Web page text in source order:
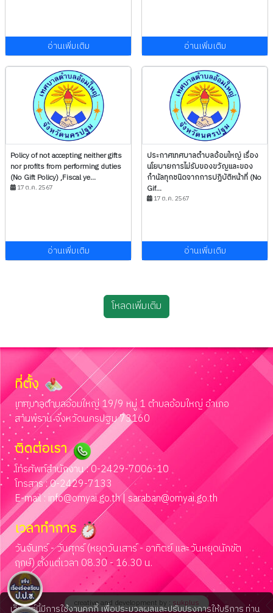
อ่านเพิ่มเติม อ่านเพิ่มเติม
Policy of not accepting neither gifts
nor profits from performing duties
(No Gift Policy) ,Fiscal ye...
17 ต.ค. 2567
อ่านเพิ่มเติม
ประกาศเทศบาลตำบลอ้อมใหญ่ เรื่อง
นโยบายการไม่รับของขวัญและของ
กำนัลทุกชนิดจากการปฏิบัติหน้าที่ (No
Gif...
17 ต.ค. 2567
อ่านเพิ่มเติม
โหลดเพิ่มเติม
ที่ตั้ง
เทศบาลตำบลอ้อมใหญ่ 19/9 หมู่ 1 ตำบลอ้อมใหญ่ อำเภอ
สามพราน จังหวัดนครปฐม 73160
ติดต่อเรา
โทรศัพท์สำนักงาน : 0-2429-7006-10
โทรสาร : 0-2429-7133
E-mail : info@omyai.go.th| saraban@omyai.go.th
เวลาทำการ
วันจันทร์ - วันศุกร์ (หยุดวันเสาร์ - อาทิตย์ และวันหยุดนักขัต
ฤกษ์) ตั้งแต่เวลา 08.30 - 16.30 น.
creative and development by :sukplus
เว็บไซต์นี้มีการใช้งานคุกกี้ เพื่อประมวลผลและปรับปรุงการให้บริการ ท่าน